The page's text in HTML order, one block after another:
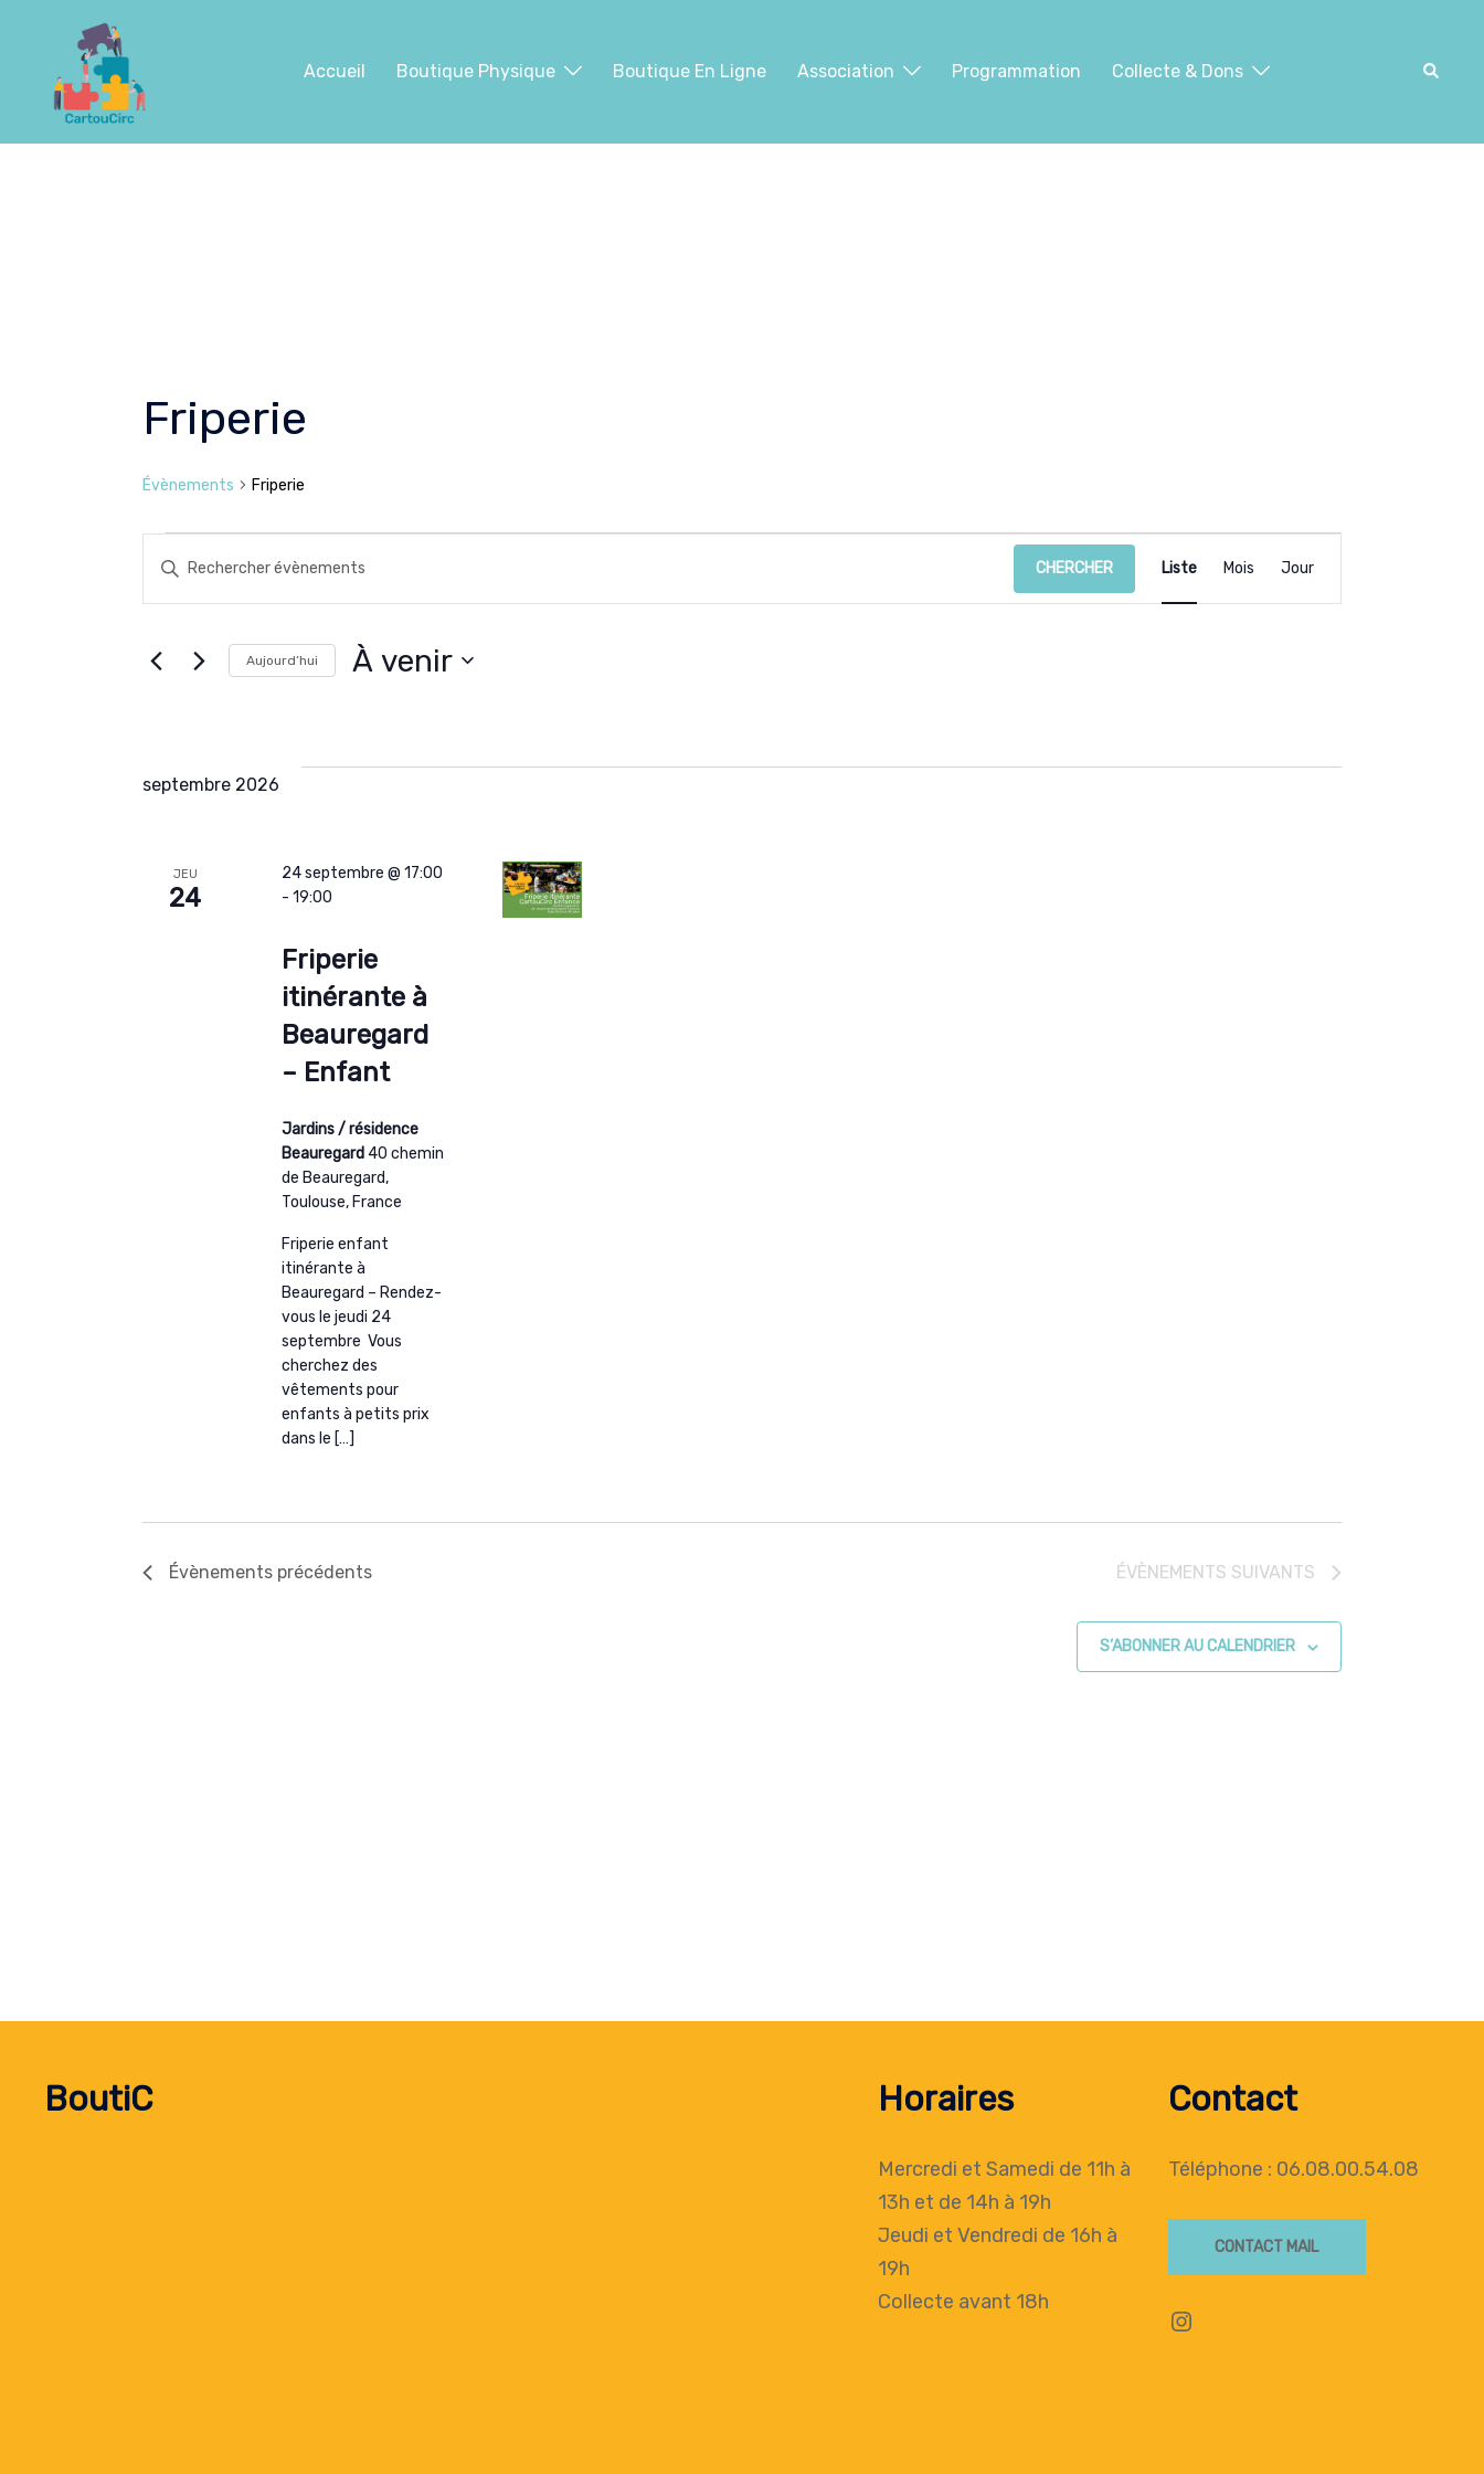
Accueil Boutique Physique Boutique En Ligne Association Programmation Collecte & Dons
Friperie
Évènements Friperie
Évènements
Recherche
et
de
Évènements
Saisir
Rechercher
Évènements
CHERCHER
Navigation
Liste Mois Jour
Aujourd’hui À venir
septembre 2026
JEU
24
Friperie
itinérante à
Beauregard
– Enfant
24 septembre @ 17:00
- 19:00
Jardins / résidence
Beauregard 40 chemin
de Beauregard,
Toulouse, France
Friperie enfant
itinérante à
Beauregard – Rendez-
vous le jeudi 24
septembre Vous
cherchez des
vêtements pour
enfants à petits prix
dans le […]
Évènements précédents ÉVÈNEMENTS SUIVANTS
S’ABONNER AU CALENDRIER
BoutiC Horaires
Mercredi et Samedi de 11h à
13h et de 14h à 19h
Jeudi et Vendredi de 16h à
19h
Collecte avant 18h
Contact
Téléphone : 06.08.00.54.08
CONTACT MAIL
Instagram